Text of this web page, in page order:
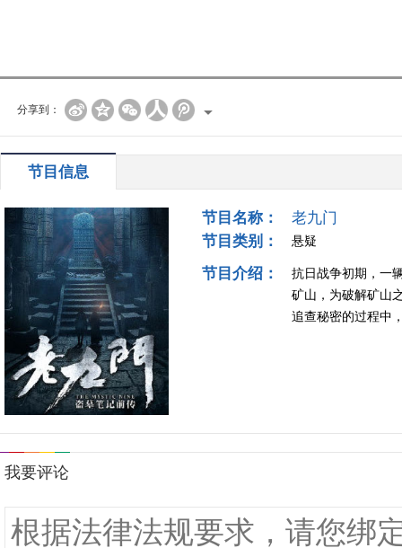
分享到：
节目信息
节目名称：
老九门
节目类别：
悬疑
节目介绍：
抗日战争初期，一
矿山，为破解矿山
追查秘密的过程中